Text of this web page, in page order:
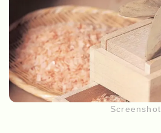
Screenshot